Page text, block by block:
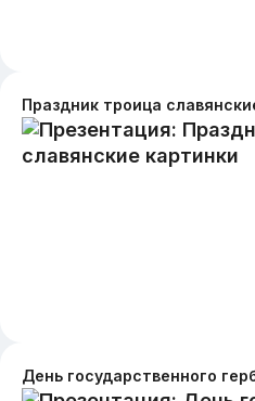
Праздник троица
День государственного